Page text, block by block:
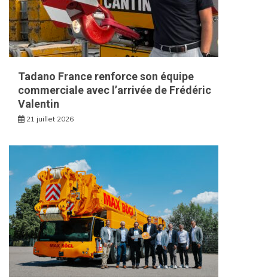
Tadano France renforce son équipe
commerciale avec l’arrivée de Frédéric
Valentin
21 juillet 2026